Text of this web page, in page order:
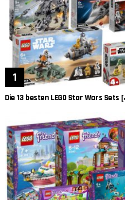
Die 13 besten LEGO Star Wars